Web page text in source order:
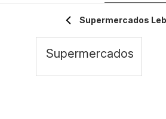
Supermercados
Supermercados